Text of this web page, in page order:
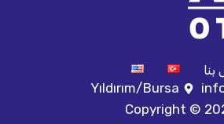
بنا
Yıldırım/Bursa